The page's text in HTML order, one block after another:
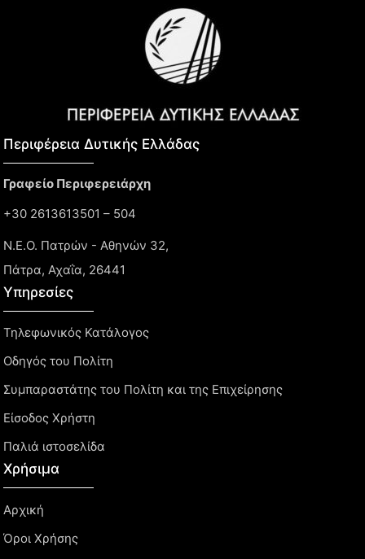
Περιφέρεια Δυτικής Ελλάδας​
Γραφείο Περιφερειάρχη
+30 2613613501 – 504
Ν.Ε.Ο. Πατρών - Αθηνών 32,
Πάτρα, Αχαΐα, 26441
Υπηρεσίες
Τηλεφωνικός Κατάλογος
Οδηγός του Πολίτη
Συμπαραστάτης του Πολίτη και της Επιχείρησης
Είσοδος Χρήστη
Παλιά ιστοσελίδα
Χρήσιμα
Αρχική
Όροι Χρήσης